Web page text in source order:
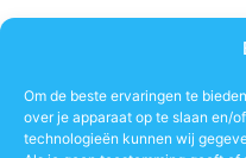
Om de beste ervaringen te
over je apparaat op te slaan en/
technologieën kunnen wij